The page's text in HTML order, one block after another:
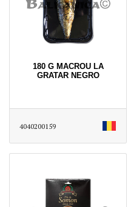
180 G MACROU LA
GRATAR NEGRO
4040200159